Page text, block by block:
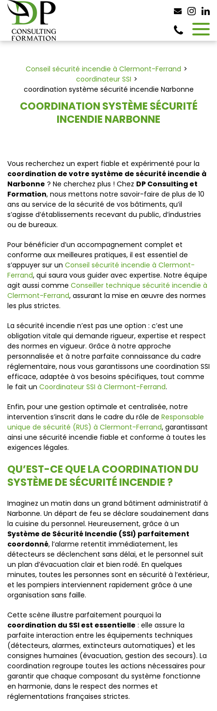
Conseil sécurité incendie à Clermont-Ferrand
coordinateur SSI
coordination système sécurité incendie Narbonne
COORDINATION SYSTÈME SÉCURITÉ
INCENDIE NARBONNE
Vous recherchez un expert fiable et expérimenté pour la
coordination de votre système de sécurité incendie à
Narbonne ? Ne cherchez plus ! Chez DP Consulting et
Formation, nous mettons notre savoir-faire de plus de 10
ans au service de la sécurité de vos bâtiments, qu’il
s’agisse d’établissements recevant du public, d’industries
ou de bureaux.
Pour bénéficier d’un accompagnement complet et
conforme aux meilleures pratiques, il est essentiel de
s’appuyer sur un Conseil sécurité incendie à Clermont-
Ferrand, qui saura vous guider avec expertise. Notre équipe
agit aussi comme Conseiller technique sécurité incendie à
Clermont-Ferrand, assurant la mise en œuvre des normes
les plus strictes.
La sécurité incendie n’est pas une option : c’est une
obligation vitale qui demande rigueur, expertise et respect
des normes en vigueur. Grâce à notre approche
personnalisée et à notre parfaite connaissance du cadre
réglementaire, nous vous garantissons une coordination SSI
efficace, adaptée à vos besoins spécifiques, tout comme
le fait un Coordinateur SSI à Clermont-Ferrand.
Enfin, pour une gestion optimale et centralisée, notre
intervention s’inscrit dans le cadre du rôle de Responsable
unique de sécurité (RUS) à Clermont-Ferrand, garantissant
ainsi une sécurité incendie fiable et conforme à toutes les
exigences légales.
QU’EST-CE QUE LA COORDINATION DU
SYSTÈME DE SÉCURITÉ INCENDIE ?
Imaginez un matin dans un grand bâtiment administratif à
Narbonne. Un départ de feu se déclare soudainement dans
la cuisine du personnel. Heureusement, grâce à un
Système de Sécurité Incendie (SSI) parfaitement
coordonné, l’alarme retentit immédiatement, les
détecteurs se déclenchent sans délai, et le personnel suit
un plan d’évacuation clair et bien rodé. En quelques
minutes, toutes les personnes sont en sécurité à l’extérieur,
et les pompiers interviennent rapidement grâce à une
organisation sans faille.
Cette scène illustre parfaitement pourquoi la
coordination du SSI est essentielle : elle assure la
parfaite interaction entre les équipements techniques
(détecteurs, alarmes, extincteurs automatiques) et les
consignes humaines (évacuation, gestion des secours). La
coordination regroupe toutes les actions nécessaires pour
garantir que chaque composant du système fonctionne
en harmonie, dans le respect des normes et
réglementations françaises strictes.
Panneau de gestion des cookies